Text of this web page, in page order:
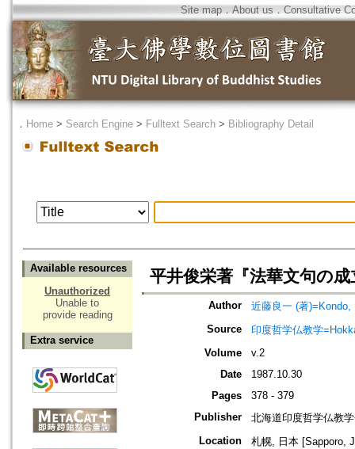
Site map．About us ． Consultative
． Home > Search Engine > Fulltext Search > Bibliography Detail
Available resources
Unauthorized
Unable to
provide reading
Extra service
平井俊栄著『法華文句の
Author
近藤良一 (著)=Kondo,
Source
印度哲学仏教学
Volume
v.2
Date
1987.10.30
Pages
378 - 379
Publisher
北海道印度哲学仏教
Location
札幌, 日本 [Sapporo,